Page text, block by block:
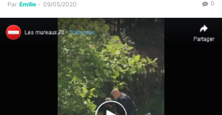
Par Emilie - 09/05/2020 0